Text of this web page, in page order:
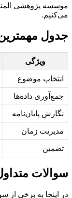
موسسه پژوهشی
می‌کنیم.
جدول
ویژگی
انتخاب موضوع
جمع‌آوری داده‌ها
نگارش پایان‌نامه
مدیریت زمان
تضمین
سوالات
در اینجا به برخی از